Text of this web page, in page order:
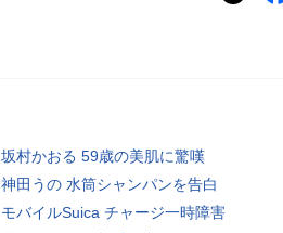
坂村かおる 59歳の美肌に驚嘆
神田うの 水筒シャンパンを告白
モバイルSuica チャージ一時障害